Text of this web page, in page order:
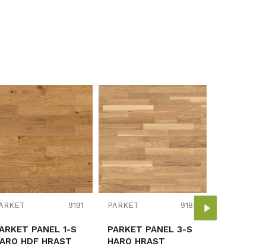
9191
PANEL 1-S
HDF HRAST
PARKET 9188
PARKET PANEL 3-S
HARO HRAST